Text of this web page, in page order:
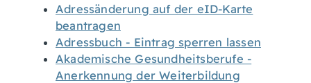
Adressänderung auf der eID-Karte
beantragen
Adressbuch - Eintrag sperren lassen
Akademische Gesundheitsberufe -
Anerkennung der Weiterbildung